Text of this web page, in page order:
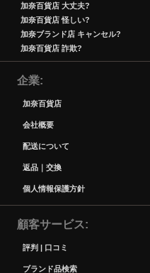
加奈百貨店 大丈夫?
加奈百貨店 怪しい?
加奈ブランド店 キャンセル?
加奈百貨店 詐欺?
企業
加奈百貨店
会社概要
配送について
返品｜交換
個人情報保護方針
顧客サービス
評判 | 口コミ
ブランド品検索